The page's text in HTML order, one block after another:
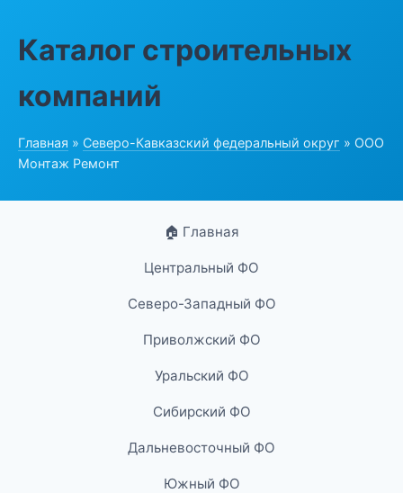
Каталог строительных
компаний
Главная » Северо-Кавказский федеральный округ » ООО
Монтаж Ремонт
🏠 Главная
Центральный ФО
Северо-Западный ФО
Приволжский ФО
Уральский ФО
Сибирский ФО
Дальневосточный ФО
Южный ФО